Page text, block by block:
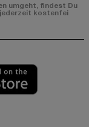
umgeht, findest Du
kostenfei